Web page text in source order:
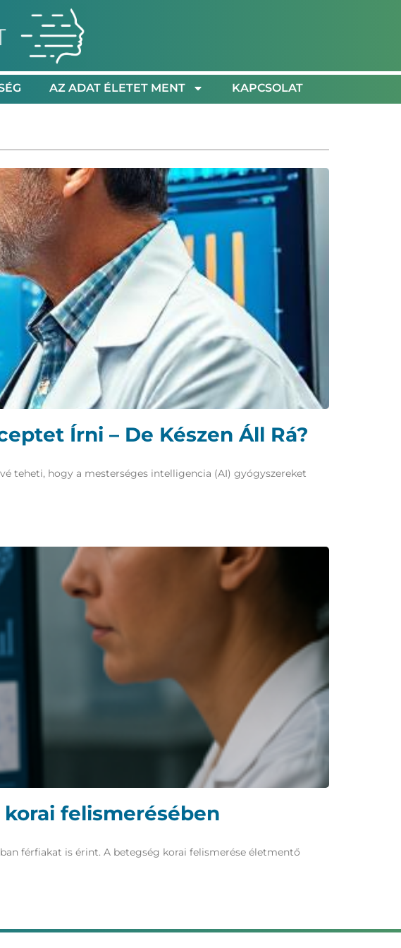
AZ ADAT ÉLETET MENT KAPCSOLAT
Írni – De Készen Áll Rá?
teheti, hogy a mesterséges intelligencia (AI) gyógyszereket
felismerésében
férfiakat is érint. A betegség korai felismerése életmentő